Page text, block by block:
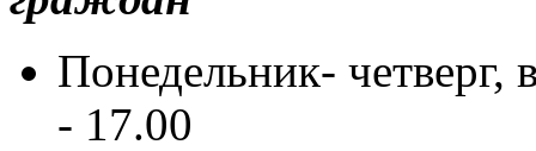
Понедельник-
- 17.00